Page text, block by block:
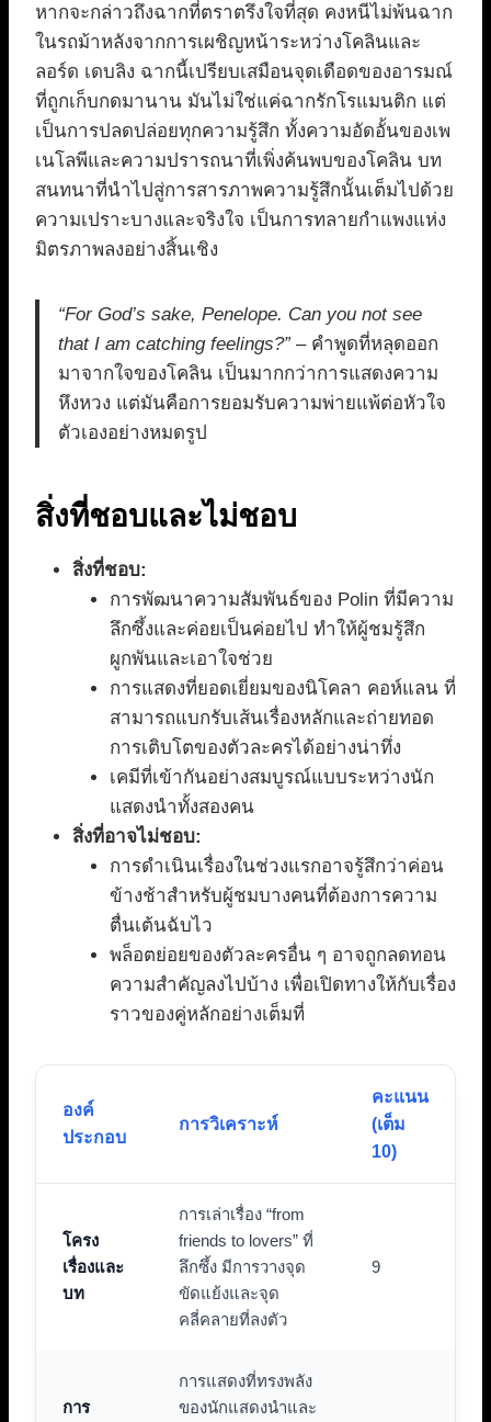
หากจะกล่าวถึงฉากที่ตราตรึงใจที่สุด คงหนีไม่พ้นฉาก
ในรถม้าหลังจากการเผชิญหน้าระหว่างโคลินและ
ลอร์ด เดบลิง ฉากนี้เปรียบเสมือนจุดเดือดของอารมณ์
ที่ถูกเก็บกดมานาน มันไม่ใช่แค่ฉากรักโรแมนติก แต่
เป็นการปลดปล่อยทุกความรู้สึก ทั้งความอัดอั้นของเพ
เนโลพีและความปรารถนาที่เพิ่งค้นพบของโคลิน บท
สนทนาที่นำไปสู่การสารภาพความรู้สึกนั้นเต็มไปด้วย
ความเปราะบางและจริงใจ เป็นการทลายกำแพงแห่ง
มิตรภาพลงอย่างสิ้นเชิง
“For God’s sake, Penelope. Can you not see
that I am catching feelings?”– คำพูดที่หลุดออก
มาจากใจของโคลิน เป็นมากกว่าการแสดงความ
หึงหวง แต่มันคือการยอมรับความพ่ายแพ้ต่อหัวใจ
ตัวเองอย่างหมดรูป
สิ่งที่ชอบและไม่ชอบ
สิ่งที่ชอบ:
การพัฒนาความสัมพันธ์ของ Polin ที่มีความ
ลึกซึ้งและค่อยเป็นค่อยไป ทำให้ผู้ชมรู้สึก
ผูกพันและเอาใจช่วย
การแสดงที่ยอดเยี่ยมของนิโคลา คอห์แลน ที่
สามารถแบกรับเส้นเรื่องหลักและถ่ายทอด
การเติบโตของตัวละครได้อย่างน่าทึ่ง
เคมีที่เข้ากันอย่างสมบูรณ์แบบระหว่างนัก
แสดงนำทั้งสองคน
สิ่งที่อาจไม่ชอบ:
การดำเนินเรื่องในช่วงแรกอาจรู้สึกว่าค่อน
ข้างช้าสำหรับผู้ชมบางคนที่ต้องการความ
ตื่นเต้นฉับไว
พล็อตย่อยของตัวละครอื่น ๆ อาจถูกลดทอน
ความสำคัญลงไปบ้าง เพื่อเปิดทางให้กับเรื่อง
ราวของคู่หลักอย่างเต็มที่
องค์
ประกอบ
การวิเคราะห์
คะแนน
(เต็ม
10)
โครง
เรื่องและ
บท
การเล่าเรื่อง “from
friends to lovers” ที่
ลึกซึ้ง มีการวางจุด
ขัดแย้งและจุด
คลี่คลายที่ลงตัว
9
การ
การแสดงที่ทรงพลัง
ของนักแสดงนำและ